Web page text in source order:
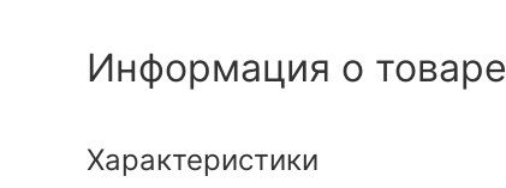
Информация о товаре
Характеристики